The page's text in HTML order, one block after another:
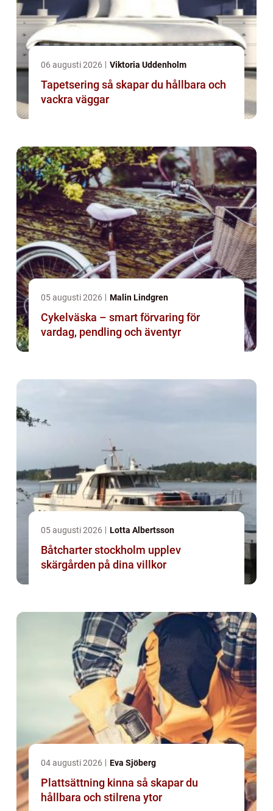
06 augusti 2026 Viktoria Uddenholm
Tapetsering så skapar du hållbara och
vackra väggar
05 augusti 2026 Malin Lindgren
Cykelväska – smart förvaring för
vardag, pendling och äventyr
05 augusti 2026 Lotta Albertsson
Båtcharter stockholm upplev
skärgården på dina villkor
04 augusti 2026 Eva Sjöberg
Plattsättning kinna så skapar du
hållbara och stilrena ytor